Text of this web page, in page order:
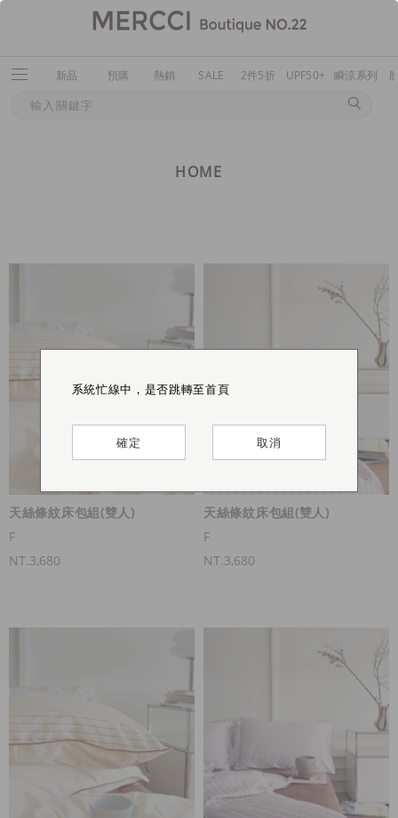
新品 預購 熱銷 SALE 2件5折 UPF50+ 瞬涼系列
HOME
天絲條紋床包組(雙人)
F
NT.3,680
天絲條紋床包組(雙人)
F
NT.3,680
系統忙線中，是否跳轉至首頁
確定 取消
系統忙線中，是否跳轉至首頁
確定 取消
系統忙線中，是否跳轉至首頁
確定 取消
系統忙線中，是否跳轉至首頁
確定 取消